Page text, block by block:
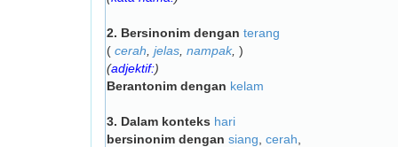
2. Bersinonim dengan terang
( cerah jelas nampak, )
(adjektif:)
Berantonim dengan kelam
3. Dalam konteks hari
bersinonim dengan siang cerah